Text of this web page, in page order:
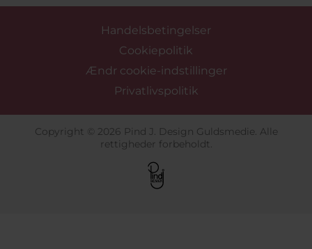
Handelsbetingelser
Cookiepolitik
Ændr cookie-indstillinger
Privatlivspolitik
Copyright © 2026 Pind J. Design Guldsmedie. Alle
rettigheder forbeholdt.